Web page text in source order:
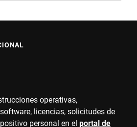
operativas,
licencias, solicitudes de
personal en el portal de